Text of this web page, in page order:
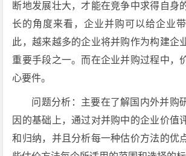
断地发展壮大，才能在竞争中求得自身
长的角度来看，企业并购可以给企业
此，越来越多的企业将并购作为构建企
重要手段之一。而在企业并购过程中，
心要件。
问题分析：主要在了解国内外并购
因的基础上，通过对并购中的企业价值
和归纳，并且分析每一种估价方法的优